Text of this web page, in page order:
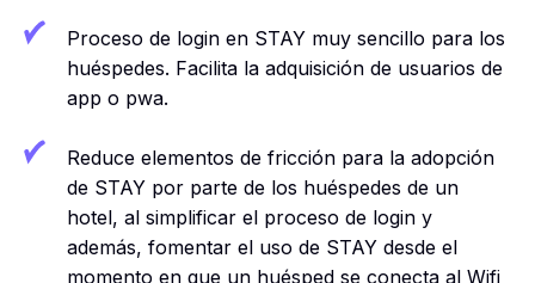
Proceso de login en STAY muy sencillo para los
huéspedes. Facilita la adquisición de usuarios de
app o pwa.
Reduce elementos de fricción para la adopción
de STAY por parte de los huéspedes de un
hotel, al simplificar el proceso de login y
además, fomentar el uso de STAY desde el
momento en que un huésped se conecta al Wifi